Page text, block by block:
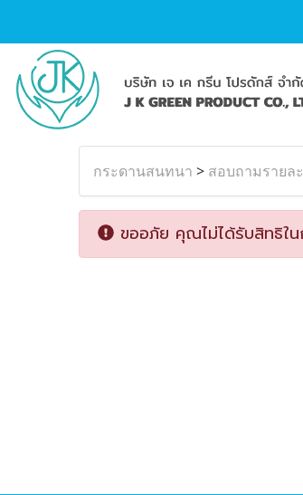
กระดานสนทนา > สอบถามรายล
ขออภัย คุณไม่ได้รับสิทธิใน